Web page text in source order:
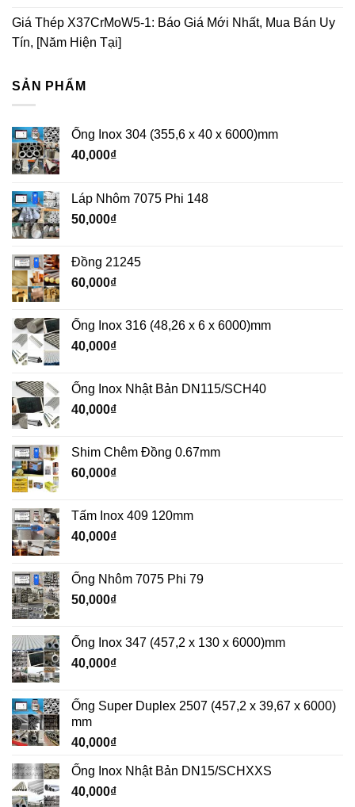
Giá Thép X37CrMoW5-1: Báo Giá Mới Nhất, Mua Bán Uy
Tín, [Năm Hiện Tại]
SẢN PHẨM
Ống Inox 304 (355,6 x 40 x 6000)mm
40,000₫
Láp Nhôm 7075 Phi 148
50,000₫
Đồng 21245
60,000₫
Ống Inox 316 (48,26 x 6 x 6000)mm
40,000₫
Ống Inox Nhật Bản DN115/SCH40
40,000₫
Shim Chêm Đồng 0.67mm
60,000₫
Tấm Inox 409 120mm
40,000₫
Ống Nhôm 7075 Phi 79
50,000₫
Ống Inox 347 (457,2 x 130 x 6000)mm
40,000₫
Ống Super Duplex 2507 (457,2 x 39,67 x 6000)
mm
40,000₫
Ống Inox Nhật Bản DN15/SCHXXS
40,000₫